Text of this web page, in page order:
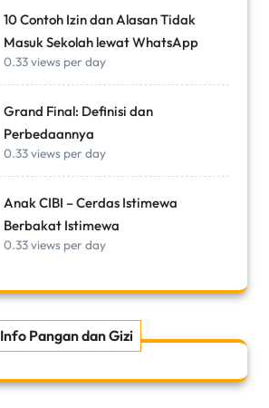
10 Contoh Izin dan Alasan Tidak
Masuk Sekolah lewat WhatsApp
0.33 views per day
Grand Final: Definisi dan
Perbedaannya
0.33 views per day
Anak CIBI – Cerdas Istimewa
Berbakat Istimewa
0.33 views per day
Info Pangan dan Gizi